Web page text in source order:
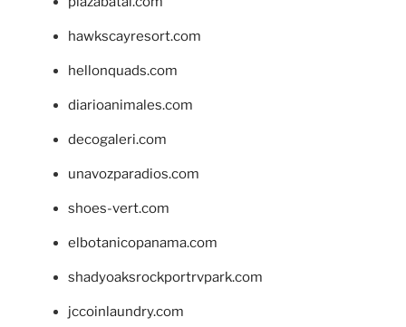
hawkscayresort.com
hellonquads.com
diarioanimales.com
decogaleri.com
unavozparadios.com
shoes-vert.com
elbotanicopanama.com
shadyoaksrockportrvpark.com
jccoinlaundry.com